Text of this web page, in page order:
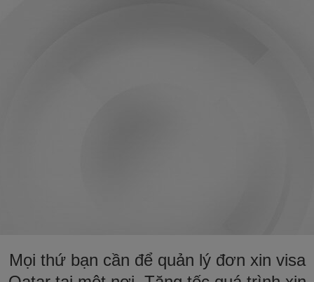
Mọi thứ bạn cần để quản lý đơn xin visa